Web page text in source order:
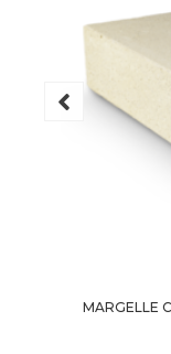
MARGELLE